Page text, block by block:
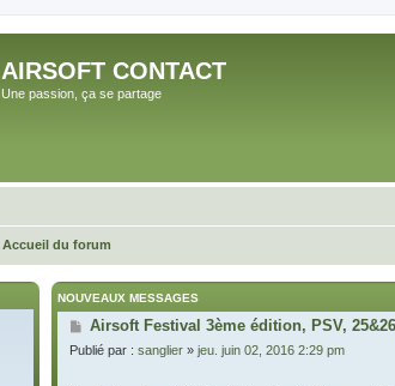
AIRSOFT CONTACT
Une passion, ça se partage
Accueil du forum
NOUVEAUX MESSAGES
Airsoft Festival 3ème édition, PSV,
Publié par : sanglier » jeu. juin 02, 2016 2:29 pm